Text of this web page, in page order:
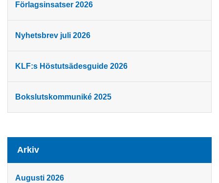
Förlagsinsatser 2026
Nyhetsbrev juli 2026
KLF:s Höstutsädesguide 2026
Bokslutskommuniké 2025
Arkiv
Augusti 2026